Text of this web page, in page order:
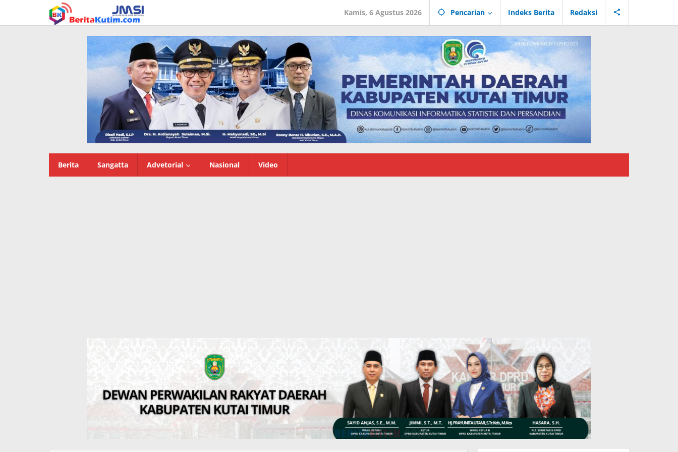
konten
Kamis, 6 Agustus 2026 Pencarian Indeks Berita Redaksi
Berita Sangatta Advetorial Nasional Video